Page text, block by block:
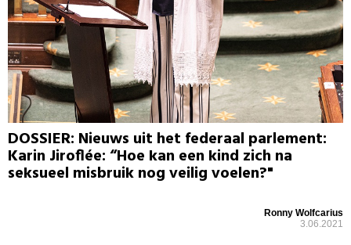
DOSSIER: Nieuws uit het federaal parlement:
Karin Jiroflée: “Hoe kan een kind zich na
seksueel misbruik nog veilig voelen?"
Ronny Wolfcarius
3.06.2021